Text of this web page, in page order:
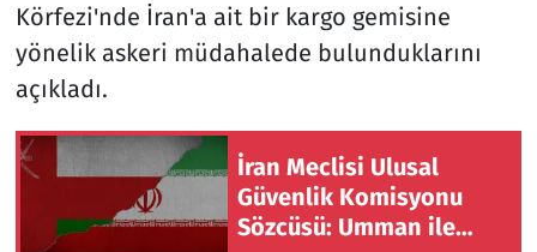
Körfezi'nde İran'a ait bir kargo gemisine
yönelik askeri müdahalede bulunduklarını
açıkladı.
İran Meclisi Ulusal
Güvenlik Komisyonu
Sözcüsü: Umman ile